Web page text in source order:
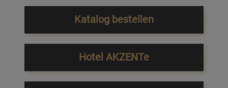
Katalog bestellen
Hotel AKZENTe